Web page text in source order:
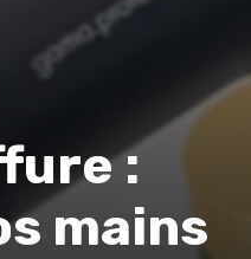
:
mains